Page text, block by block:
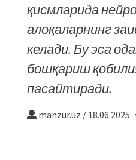
қисмларида
алоқаларнинг
келади. Бу эса
бошқариш
пасайтиради.
manzur.uz / 18.06.2025